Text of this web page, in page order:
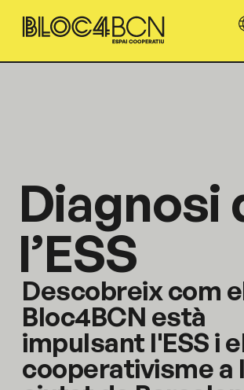
Diagnosi
l’ESS
Descobreix com
Bloc4BCN està
impulsant l'ESS i
cooperativisme a